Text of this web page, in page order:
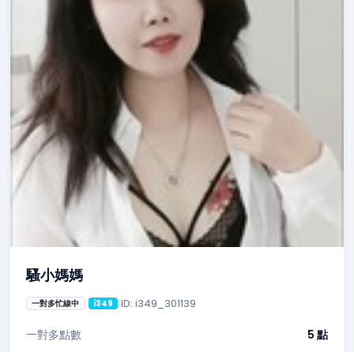
騷小媽媽
一對多忙線中 i349 ID: i349_301139
一對多點數 5 點